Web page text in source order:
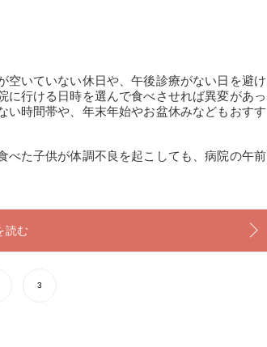
いていない休日や、午後診療がない日を避け
に行ける日時を選んで食べさせれば異変があっ
時間帯や、年末年始やお盆休みなどもおすす
べた子供が体調不良を起こしても、病院の午前
読む
3